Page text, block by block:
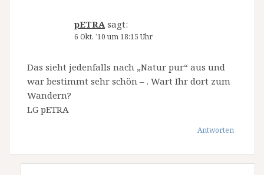
pETRA sagt:
6 Okt. ’10 um 18:15 Uhr
Das sieht jedenfalls nach „Natur pur“ aus und
war bestimmt sehr schön – . Wart Ihr dort zum
Wandern?
LG pETRA
Antworten